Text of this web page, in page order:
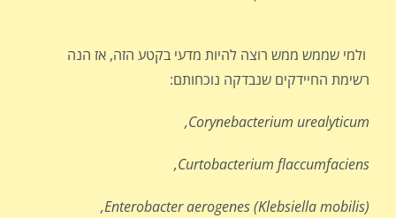
ולמי שממש ממש רוצה להיות מדעי בקטע הזה, אז הנה
רשימת החיידקים שנבדקה נוכחותם:
Corynebacterium urealyticum,
Curtobacterium flaccumfaciens,
Enterobacter aerogenes (Klebsiella mobilis),